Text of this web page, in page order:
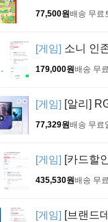
77,500원배송 무료
[게임] 소니 인
179,000원배송 무
[게임] [알리]
77,329원배송 무료
[게임] [카드할
435,530원배송 무
[게임] [브랜드